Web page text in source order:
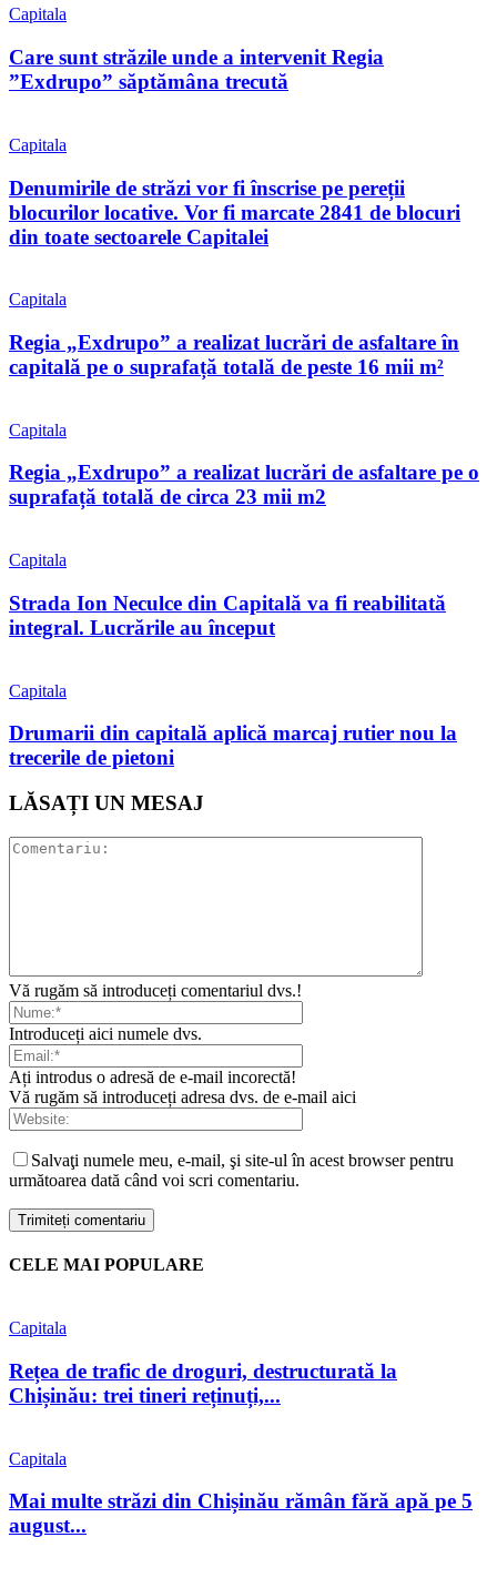
Capitala
Care sunt străzile unde a intervenit Regia
”Exdrupo” săptămâna trecută
Capitala
Denumirile de străzi vor fi înscrise pe pereții
blocurilor locative. Vor fi marcate 2841 de blocuri
din toate sectoarele Capitalei
Capitala
Regia „Exdrupo” a realizat lucrări de asfaltare în
capitală pe o suprafață totală de peste 16 mii m²
Capitala
Regia „Exdrupo” a realizat lucrări de asfaltare pe o
suprafață totală de circa 23 mii m2
Capitala
Strada Ion Neculce din Capitală va fi reabilitată
integral. Lucrările au început
Capitala
Drumarii din capitală aplică marcaj rutier nou la
trecerile de pietoni
LĂSAȚI UN MESAJ
Vă rugăm să introduceți comentariul dvs.!
Introduceți aici numele dvs.
Ați introdus o adresă de e-mail incorectă!
Vă rugăm să introduceți adresa dvs. de e-mail aici
Salvaţi numele meu, e-mail, şi site-ul în acest browser pentru
următoarea dată când voi scri comentariu.
CELE MAI POPULARE
Capitala
Rețea de trafic de droguri, destructurată la
Chișinău: trei tineri reținuți,...
Capitala
Mai multe străzi din Chișinău rămân fără apă pe 5
august...